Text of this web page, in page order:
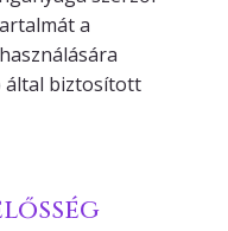
a
által biztosított